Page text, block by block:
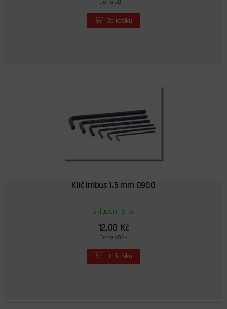
Cena s DPH
Do košíku
Klíč Imbus 1.5 mm 0900
skladem 9 ks
12,00 Kč
Cena s DPH
Do košíku